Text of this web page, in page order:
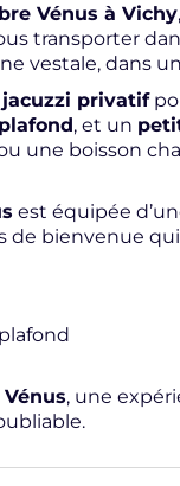
Vénus à Vichy
transporter
vestale, dans
jacuzzi privatif
, et un
une boisson
est équipée
bienvenue
, une